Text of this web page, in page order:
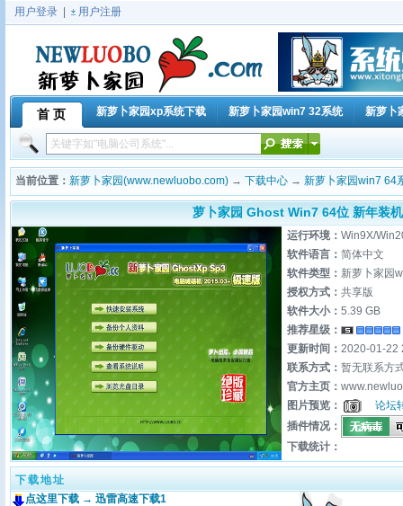
用户登录 用户注册
首 页 新萝卜家园xp系统下载 新萝卜家园win7 32系统 新萝卜
当前位置： 新萝卜家园(www.newluobo.com) → 下载中心 → 新萝卜家园win7 64
萝卜家园 Ghost Win7 64位 新年装
运行环境： Win9X/
软件语言： 简体中文
软件类型： 新萝卜家园
授权方式： 共享版
软件大小： 5.39 GB
推荐星级：
更新时间： 2020-01-22
联系方式： 暂无联系方
官方主页：
图片预览：
论坛
插件情况：
下载统计：
下载地址
点这里下载 → 迅雷高速下载1